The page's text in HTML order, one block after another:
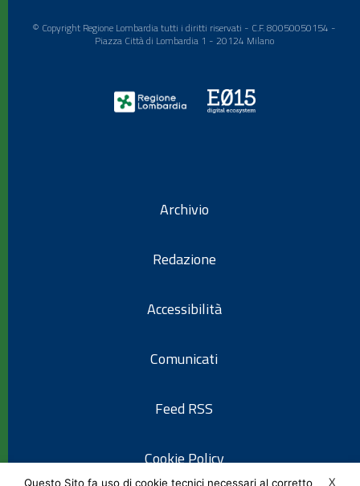
© Copyright Regione Lombardia tutti i diritti riservati - C.F. 80050050154 -
Piazza Città di Lombardia 1 - 20124 Milano
Archivio
Redazione
Accessibilità
Comunicati
Feed RSS
Cookie Policy
X
Questo Sito fa uso di cookie tecnici necessari al corretto